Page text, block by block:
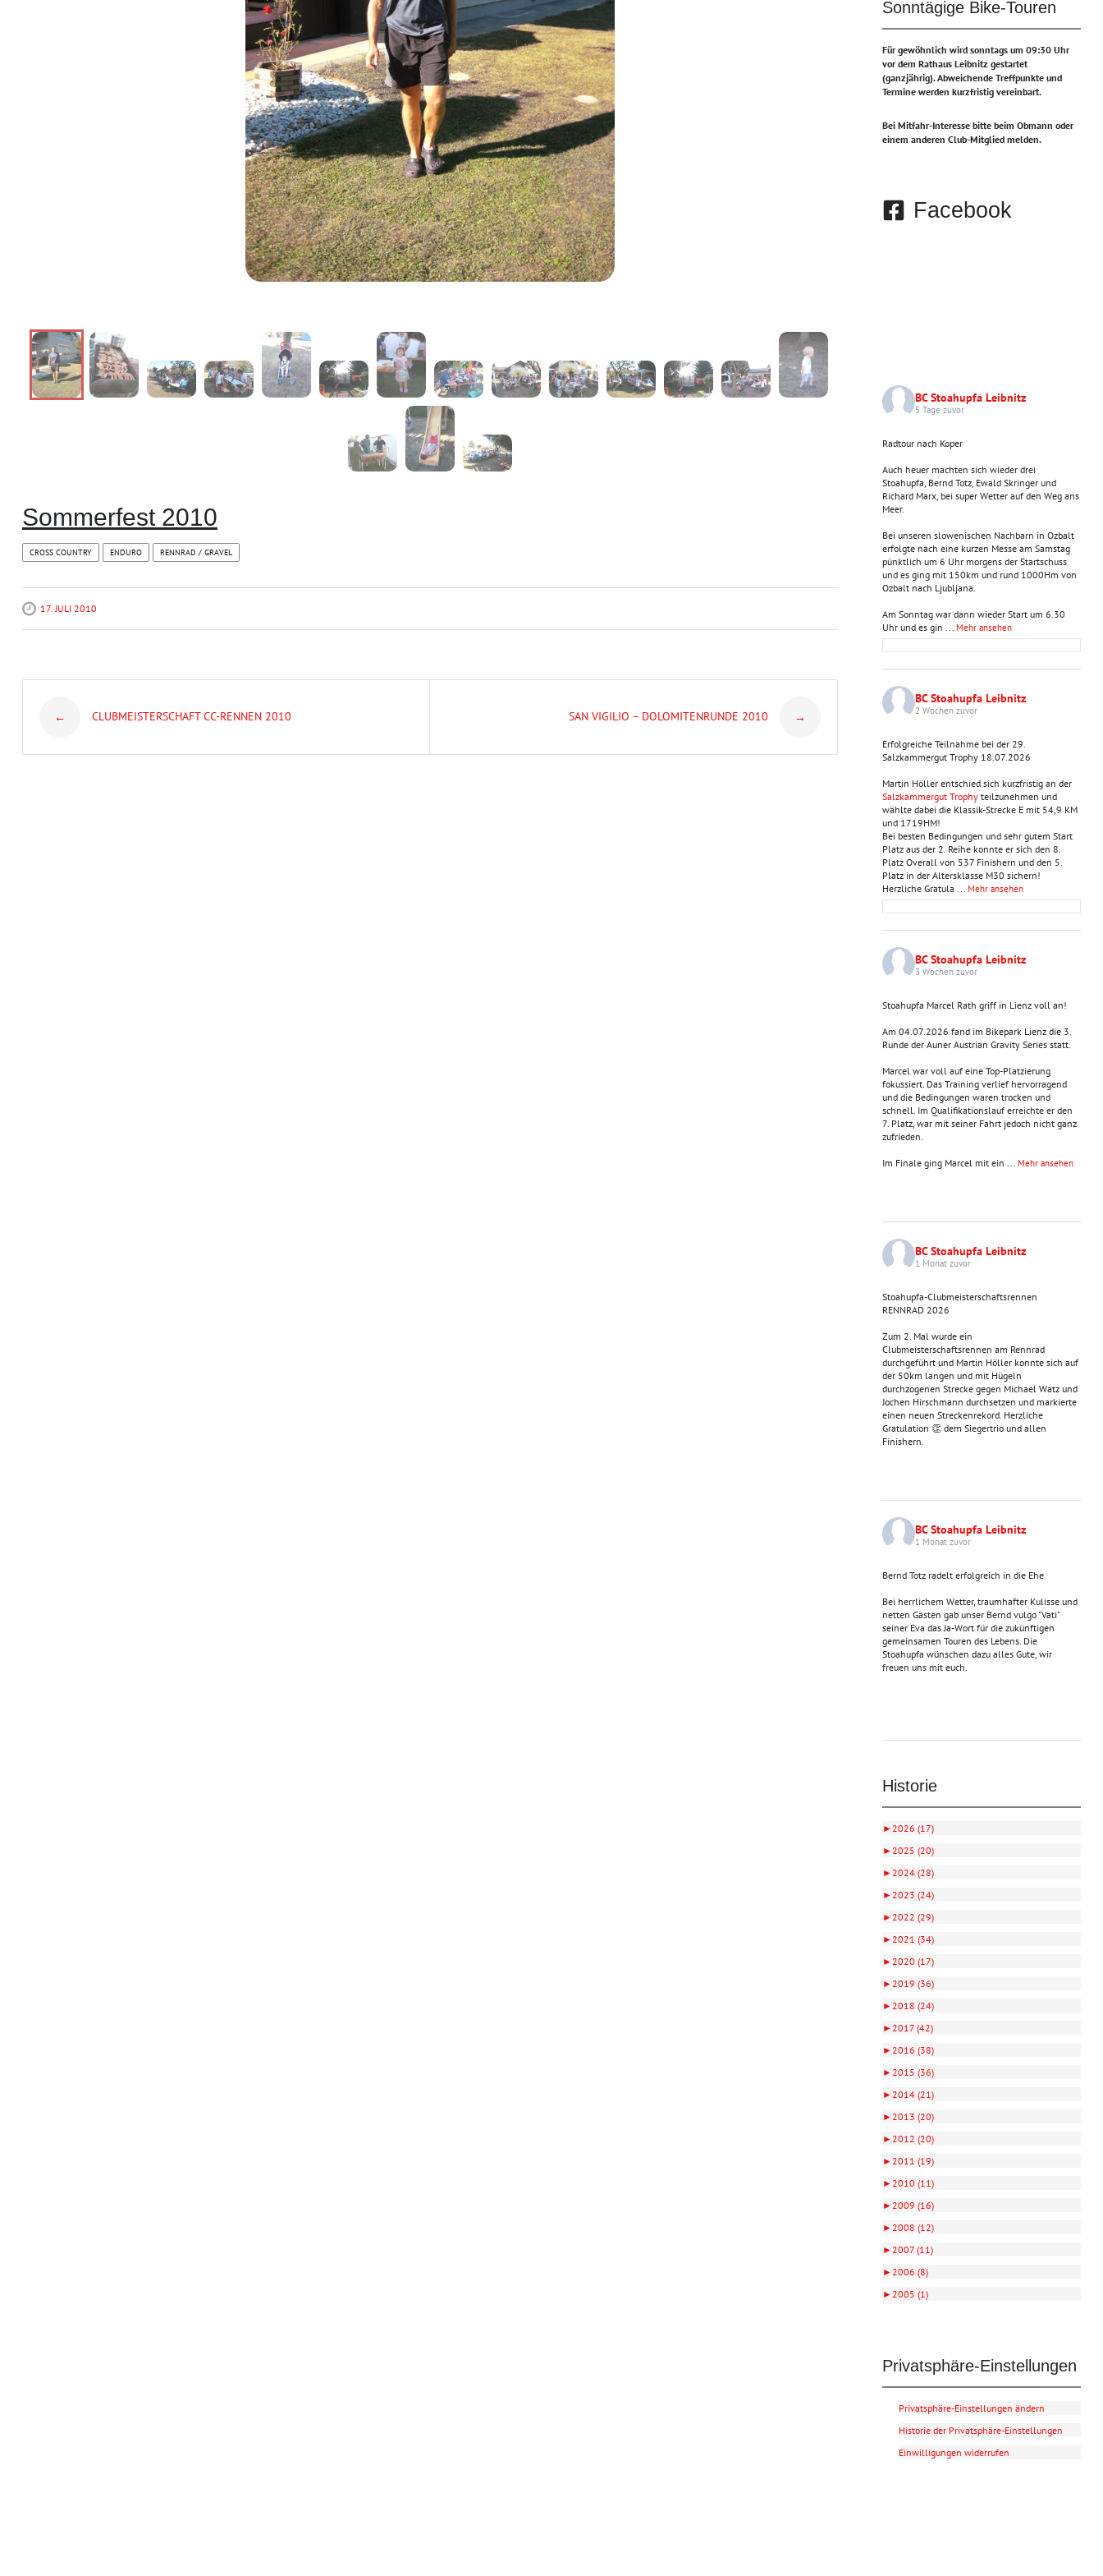
Sommerfest 2010
CROSS COUNTRY ENDURO RENNRAD / GRAVEL
17. JULI 2010
navigation
← CLUBMEISTERSCHAFT CC-RENNEN 2010 SAN VIGILIO – DOLOMITENRUNDE 2010 →
Sonntägige Bike-Touren
Für gewöhnlich wird sonntags um 09:30 Uhr
vor dem Rathaus Leibnitz gestartet
(ganzjährig).Abweichende Treffpunkte und
Termine werden kurzfristig vereinbart.
Bei Mitfahr-Interesse bitte beim Obmann oder
einem anderen Club-Mitglied melden.
Facebook
BC Stoahupfa Leibnitz
5 Tage zuvor
Radtour nach Koper
Auch heuer machten sich wieder drei
Stoahupfa, Bernd Totz, Ewald Skringer und
Richard Marx, bei super Wetter auf den Weg ans
Meer.
Bei unseren slowenischen Nachbarn in Ozbalt
erfolgte nach eine kurzen Messe am Samstag
pünktlich um 6 Uhr morgens der Startschuss
und es ging mit 150km und rund 1000Hm von
Ozbalt nach Ljubljana.
Am Sonntag war dann wieder Start um 6.30
Uhr und es gin ... Mehr ansehen
BC Stoahupfa Leibnitz
2 Wochen zuvor
Erfolgreiche Teilnahme bei der 29.
Salzkammergut Trophy 18.07.2026
Martin Höller entschied sich kurzfristig an der
Salzkammergut Trophy teilzunehmen und
wählte dabei die Klassik-Strecke E mit 54,9 KM
und 1719HM!
Bei besten Bedingungen und sehr gutem Start
Platz aus der 2. Reihe konnte er sich den 8.
Platz Overall von 537 Finishern und den 5.
Platz in der Altersklasse M30 sichern!
Herzliche Gratula ... Mehr ansehen
BC Stoahupfa Leibnitz
3 Wochen zuvor
Stoahupfa Marcel Rath griff in Lienz voll an!
Am 04.07.2026 fand im Bikepark Lienz die 3.
Runde der Auner Austrian Gravity Series statt.
Marcel war voll auf eine Top-Platzierung
fokussiert. Das Training verlief hervorragend
und die Bedingungen waren trocken und
schnell. Im Qualifikationslauf erreichte er den
7. Platz, war mit seiner Fahrt jedoch nicht ganz
zufrieden.
Im Finale ging Marcel mit ein ... Mehr ansehen
BC Stoahupfa Leibnitz
1 Monat zuvor
Stoahupfa-Clubmeisterschaftsrennen
RENNRAD 2026
Zum 2. Mal wurde ein
Clubmeisterschaftsrennen am Rennrad
durchgeführt und Martin Höller konnte sich auf
der 50km langen und mit Hügeln
durchzogenen Strecke gegen Michael Watz und
Jochen Hirschmann durchsetzen und markierte
einen neuen Streckenrekord. Herzliche
Gratulation 👏 dem Siegertrio und allen
Finishern.
BC Stoahupfa Leibnitz
1 Monat zuvor
Bernd Totz radelt erfolgreich in die Ehe
Bei herrlichem Wetter, traumhafter Kulisse und
netten Gästen gab unser Bernd vulgo "Vati"
seiner Eva das Ja-Wort für die zukünftigen
gemeinsamen Touren des Lebens. Die
Stoahupfa wünschen dazu alles Gute, wir
freuen uns mit euch.
Historie
►2026 (17)
►2025 (20)
►2024 (28)
►2023 (24)
►2022 (29)
►2021 (34)
►2020 (17)
►2019 (36)
►2018 (24)
►2017 (42)
►2016 (38)
►2015 (36)
►2014 (21)
►2013 (20)
►2012 (20)
►2011 (19)
►2010 (11)
►2009 (16)
►2008 (12)
►2007 (11)
►2006 (8)
►2005 (1)
Privatsphäre-Einstellungen
Privatsphäre-Einstellungen ändern
Historie der Privatsphäre-Einstellungen
Einwilligungen widerrufen